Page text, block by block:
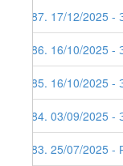
287. 17/12/2025
286. 16/10/2025
285. 16/10/2025
284. 03/09/2025
283. 25/07/2025